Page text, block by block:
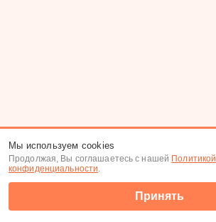
Мы используем cookies
Продолжая, Вы соглашаетесь с нашей Политикой
конфиденциальности.
Принять